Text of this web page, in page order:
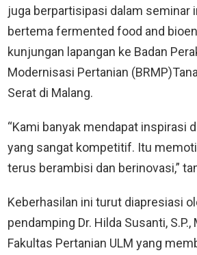
juga berpartisipasi dalam seminar
bertema fermented food and
kunjungan lapangan ke Badan
Modernisasi Pertanian
Serat di Malang.
“Kami banyak mendapat inspirasi
yang sangat kompetitif. Itu
terus berambisi dan berinovasi,”
Keberhasilan ini turut diapresiasi
pendamping Dr. Hilda Susanti, S.P.,
Fakultas Pertanian ULM yang